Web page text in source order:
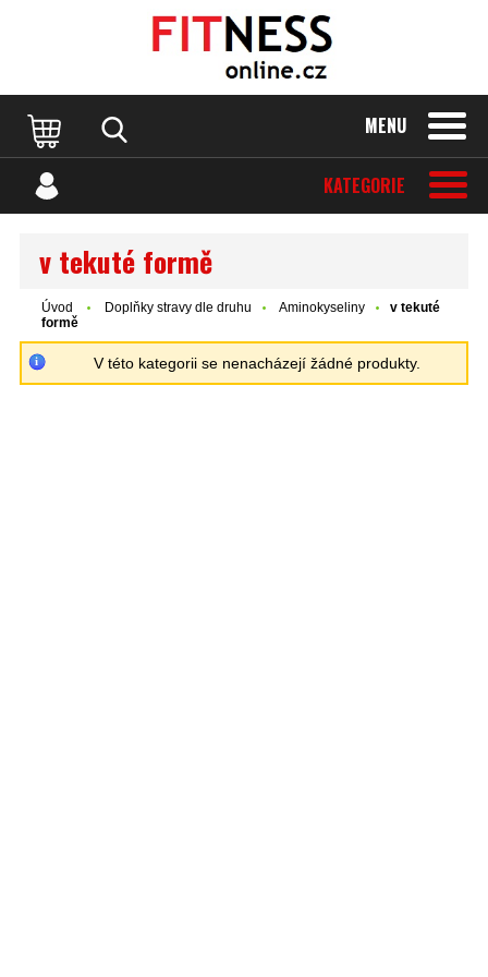
MENU
KATEGORIE
v tekuté formě
Úvod Doplňky stravy dle druhu Aminokyseliny
v tekuté
formě
V této kategorii se nenacházejí žádné produkty.